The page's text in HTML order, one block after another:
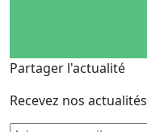
Partager l'actualité
Recevez nos actualités